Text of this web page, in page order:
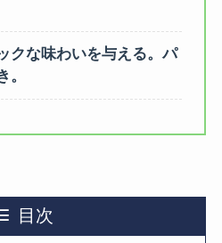
クな味わいを与える。パ
。
目次